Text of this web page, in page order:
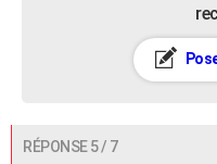
RÉPONSE 5 / 7